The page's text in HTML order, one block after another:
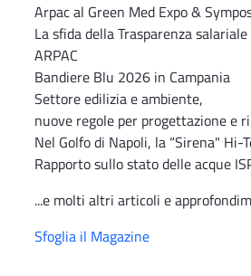
Arpac al Green Med Expo &
La sfida della Trasparenza
ARPAC
Bandiere Blu 2026 in Campania
Settore edilizia e ambiente,
nuove regole per progettazione e
Nel Golfo di Napoli, la “Sirena" Hi-
Rapporto sullo stato delle acque
...e molti altri articoli e
Sfoglia il Magazine